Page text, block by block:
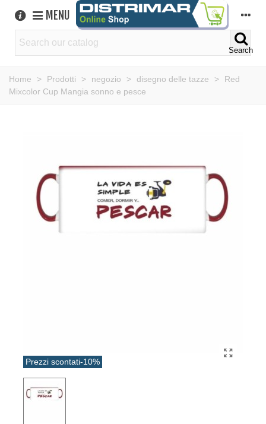
MENU
Search
Home > Prodotti > negozio > disegno delle tazze >
Red
Mixcolor Cup Mangia sonno e pesce
Prezzi scontati-10%